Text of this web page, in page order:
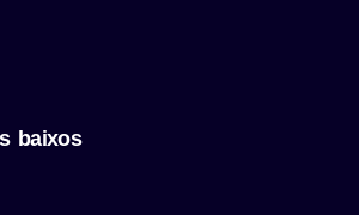
baixos